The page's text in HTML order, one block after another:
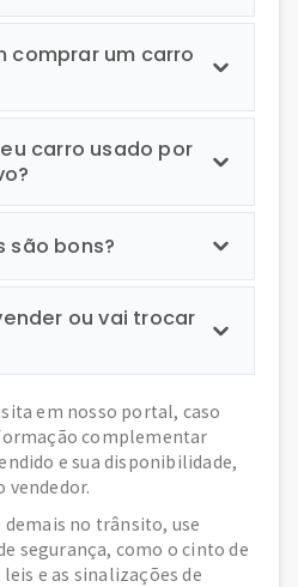
comprar um carro
carro usado por
são bons?
ou vai trocar
em nosso portal, caso
complementar
e sua disponibilidade,
vendedor.
demais no trânsito, use
segurança, como o cinto de
e as sinalizações de